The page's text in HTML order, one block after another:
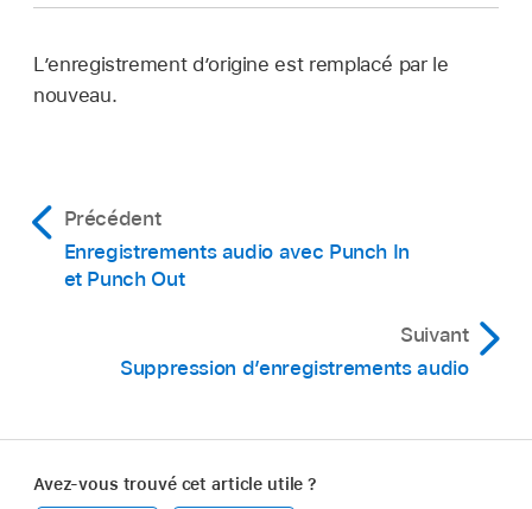
L’enregistrement d’origine est remplacé par le
nouveau.
Précédent
Enregistrements audio avec Punch In
et Punch Out
Suivant
Suppression d’enregistrements audio
Avez-vous trouvé cet article utile ?